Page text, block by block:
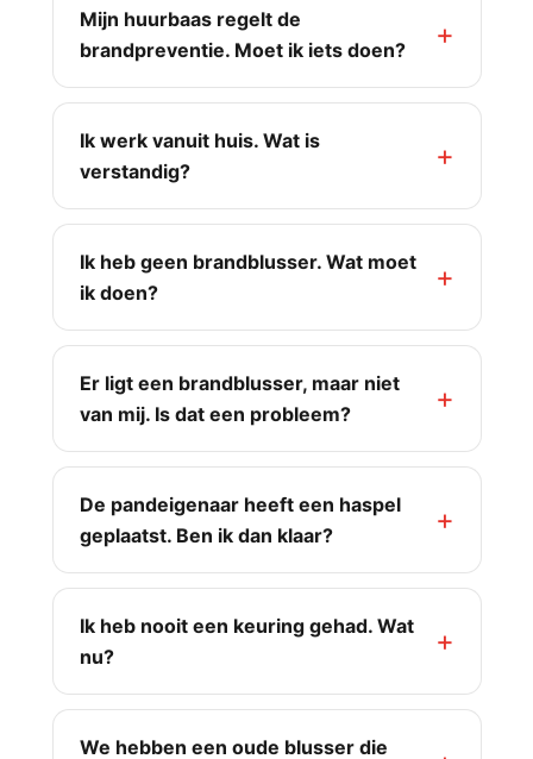
Mijn huurbaas regelt de
brandpreventie. Moet ik iets doen?
Ik werk vanuit huis. Wat is
verstandig?
Ik heb geen brandblusser. Wat moet
ik doen?
Er ligt een brandblusser, maar niet
van mij. Is dat een probleem?
De pandeigenaar heeft een haspel
geplaatst. Ben ik dan klaar?
Ik heb nooit een keuring gehad. Wat
nu?
We hebben een oude blusser die